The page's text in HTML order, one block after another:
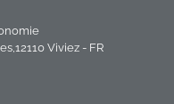
Viviez - FR